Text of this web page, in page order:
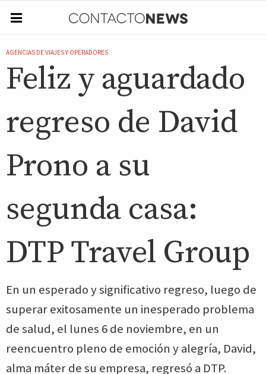
AGENCIAS DE VIAJES Y OPERADORES
Feliz y aguardado
regreso de David
Prono a su
segunda casa:
DTP Travel Group
En un esperado y significativo regreso, luego de
superar exitosamente un inesperado problema
de salud, el lunes 6 de noviembre, en un
reencuentro pleno de emoción y alegría, David,
alma máter de su empresa, regresó a DTP.